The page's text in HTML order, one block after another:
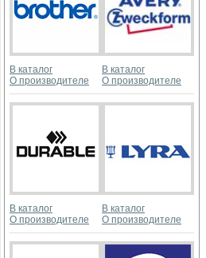
В каталог
О производителе
В каталог
О производителе
В каталог
О производителе
В каталог
О производителе